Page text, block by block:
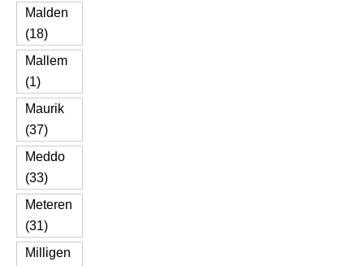
Malden
(18)
Mallem
(1)
Maurik
(37)
Meddo
(33)
Meteren
(31)
Milligen